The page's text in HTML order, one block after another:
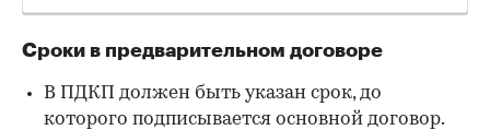
Сроки в предварительном договоре
В ПДКП должен быть указан срок, до
которого подписывается основной договор.